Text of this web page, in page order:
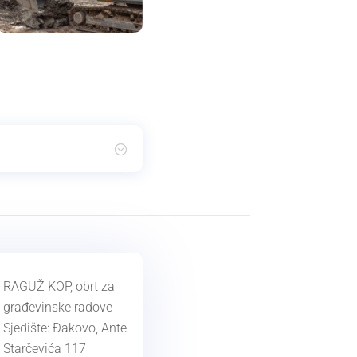
RAGUŽ KOP, obrt za
građevinske radove
Sjedište: Đakovo, Ante
Starčevića 117